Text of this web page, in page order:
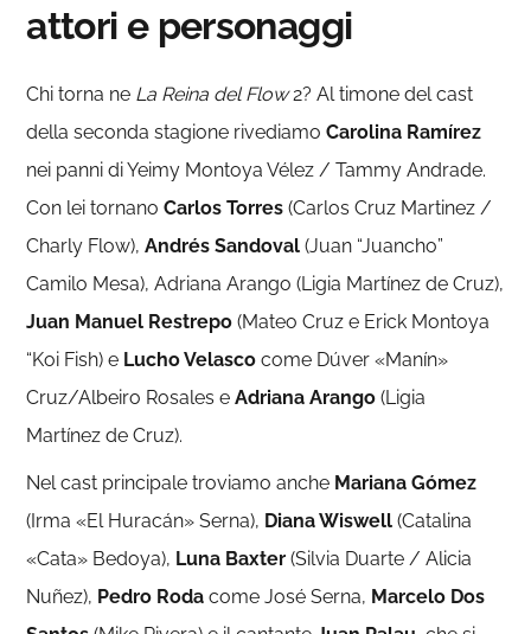
attori e personaggi
Chi torna ne La Reina del Flow2? Al timone del cast
della seconda stagione rivediamoCarolina Ramírez
nei panni di Yeimy Montoya Vélez / Tammy Andrade.
Con lei tornano Carlos Torres(Carlos Cruz Martinez /
Charly Flow),Andrés Sandoval(Juan “Juancho”
Camilo Mesa), Adriana Arango (Ligia Martínez de Cruz),
Juan Manuel Restrepo (Mateo Cruz e Erick Montoya
“Koi Fish) e Lucho Velasco come Dúver «Manín»
Cruz/Albeiro Rosales eAdriana Arango (Ligia
Martínez de Cruz).
Nel cast principale troviamo anche Mariana Gómez
(Irma «El Huracán» Serna)​, Diana Wiswell (Catalina
«Cata» Bedoya), Luna Baxter(Silvia Duarte / Alicia
Nuñez), Pedro Roda come José Serna, Marcelo Dos